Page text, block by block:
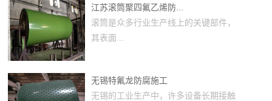
江苏滚筒聚四氟乙烯防...
滚筒是众多行业生产线上的关键部件，
其表面...
无锡特氟龙防腐施工
无锡的工业生产中，许多设备长期接触